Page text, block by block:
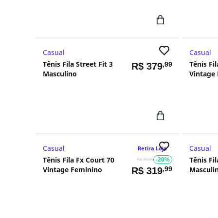
Casual
Tênis Fila Street Fit 3
Masculino
R$ 379,99
Casual
Tênis
Vintage
Casual Retira Loja
Tênis Fila Fx Court 70
Vintage Feminino
R$ 399,99 -20%
R$ 319,99
Casual
Tênis